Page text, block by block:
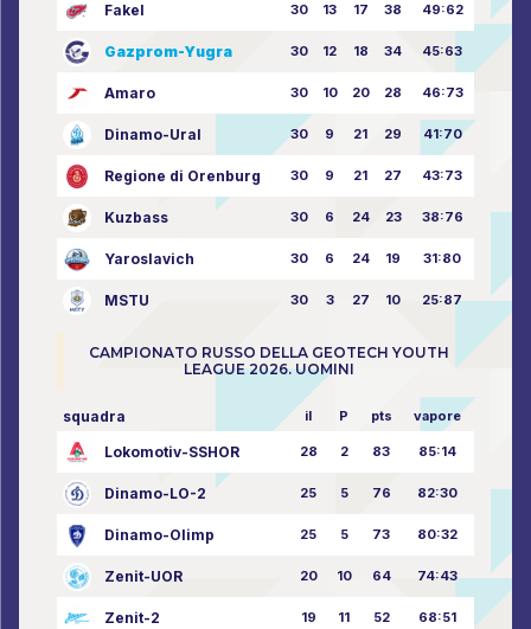
Fakel 30 13 17 38 49:62
Gazprom-Yugra 30 12 18 34 45:63
Amaro 30 10 20 28 46:73
Dinamo-Ural 30 9 21 29 41:70
Regione di Orenburg 30 9 21 27 43:73
Kuzbass 30 6 24 23 38:76
Yaroslavich 30 6 24 19 31:80
MSTU 30 3 27 10 25:87
CAMPIONATO RUSSO DELLA GEOTECH YOUTH
LEAGUE 2026. UOMINI
squadra il P pts vapore
Lokomotiv-SSHOR 28 2 83 85:14
Dinamo-LO-2 25 5 76 82:30
Dinamo-Olimp 25 5 73 80:32
Zenit-UOR 20 10 64 74:43
Zenit-2 19 11 52 68:51